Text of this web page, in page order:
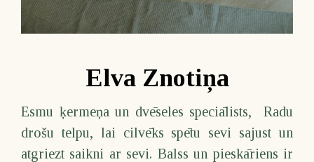
Elva Znotiņa
Esmu ķermeņa un dvēseles speciālists, Radu
drošu telpu, lai cilvēks spētu sevi sajust un
atgriezt saikni ar sevi. Balss un pieskāriens ir